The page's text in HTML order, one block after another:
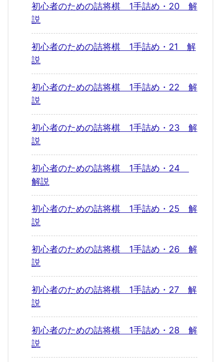
初心者のための詰将棋 1手詰め・20 解
説
初心者のための詰将棋 1手詰め・21 解
説
初心者のための詰将棋 1手詰め・22 解
説
初心者のための詰将棋 1手詰め・23 解
説
初心者のための詰将棋 1手詰め・24
解説
初心者のための詰将棋 1手詰め・25 解
説
初心者のための詰将棋 1手詰め・26 解
説
初心者のための詰将棋 1手詰め・27 解
説
初心者のための詰将棋 1手詰め・28 解
説